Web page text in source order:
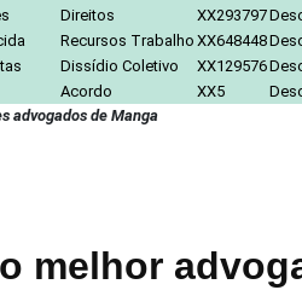
Direitos XX293797
Recursos Trabalho XX648448
Dissídio Coletivo XX129576
Acordo XX5
advogados de Manga
melhor